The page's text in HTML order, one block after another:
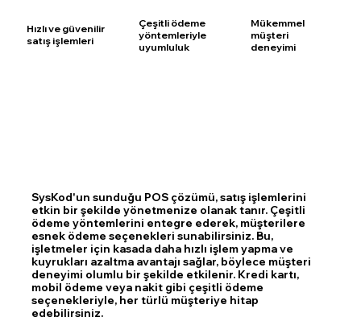
SysKod'un sunduğu POS çözümü, satış işlemlerini
etkin bir şekilde yönetmenize olanak tanır. Çeşitli
ödeme yöntemlerini entegre ederek, müşterilere
esnek ödeme seçenekleri sunabilirsiniz. Bu,
işletmeler için kasada daha hızlı işlem yapma ve
kuyrukları azaltma avantajı sağlar, böylece müşteri
deneyimi olumlu bir şekilde etkilenir. Kredi kartı,
mobil ödeme veya nakit gibi çeşitli ödeme
seçenekleriyle, her türlü müşteriye hitap
edebilirsiniz.
Hızlı ve güvenilir
satış işlemleri
Çeşitli ödeme
yöntemleriyle
uyumluluk
Mükemmel
müşteri
deneyimi